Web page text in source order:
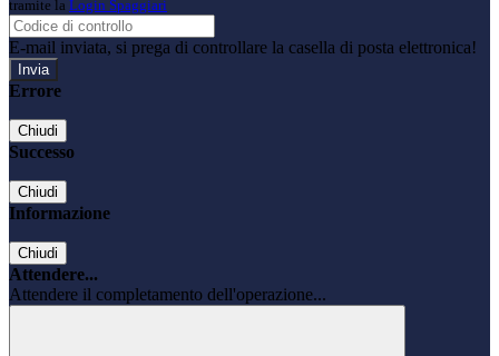
tramite la Login Spaggiari
E-mail inviata, si prega di controllare la casella di posta elettronica!
Errore
Chiudi
Successo
Chiudi
Informazione
Chiudi
Attendere...
Attendere il completamento dell'operazione...